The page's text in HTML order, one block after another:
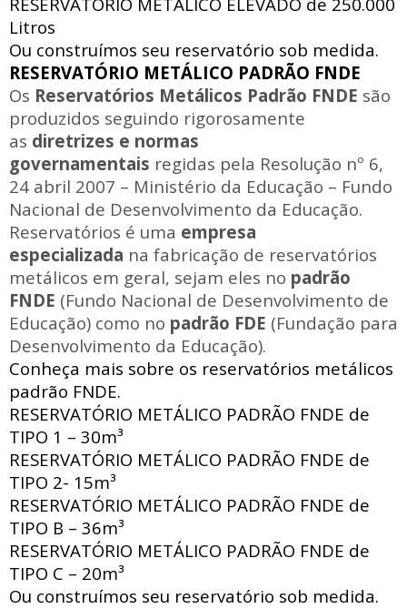
Litros
Ou construímos seu reservatório sob medida.
RESERVATÓRIO METÁLICO PADRÃO FNDE
Os Reservatórios Metálicos Padrão FNDE são
produzidos seguindo rigorosamente
as diretrizes e normas
governamentais regidas pela Resolução nº 6,
24 abril 2007 – Ministério da Educação – Fundo
Nacional de Desenvolvimento da Educação.
Reservatórios é uma empresa
especializada na fabricação de reservatórios
metálicos em geral, sejam eles no padrão
FNDE (Fundo Nacional de Desenvolvimento de
Educação) como no padrão FDE (Fundação para
Desenvolvimento da Educação).
Conheça mais sobre os reservatórios metálicos
padrão FNDE.
RESERVATÓRIO METÁLICO PADRÃO FNDE de
TIPO 1 – 30m³
RESERVATÓRIO METÁLICO PADRÃO FNDE de
TIPO 2- 15m³
RESERVATÓRIO METÁLICO PADRÃO FNDE de
TIPO B – 36m³
RESERVATÓRIO METÁLICO PADRÃO FNDE de
TIPO C – 20m³
Ou construímos seu reservatório sob medida.